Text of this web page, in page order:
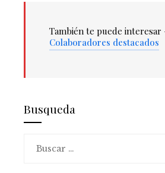
También te puede interesar
Colaboradores destacados
Busqueda